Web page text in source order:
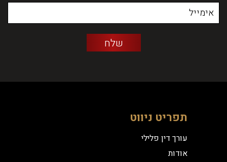
תפריט ניווט
עורך דין פלילי
אודות